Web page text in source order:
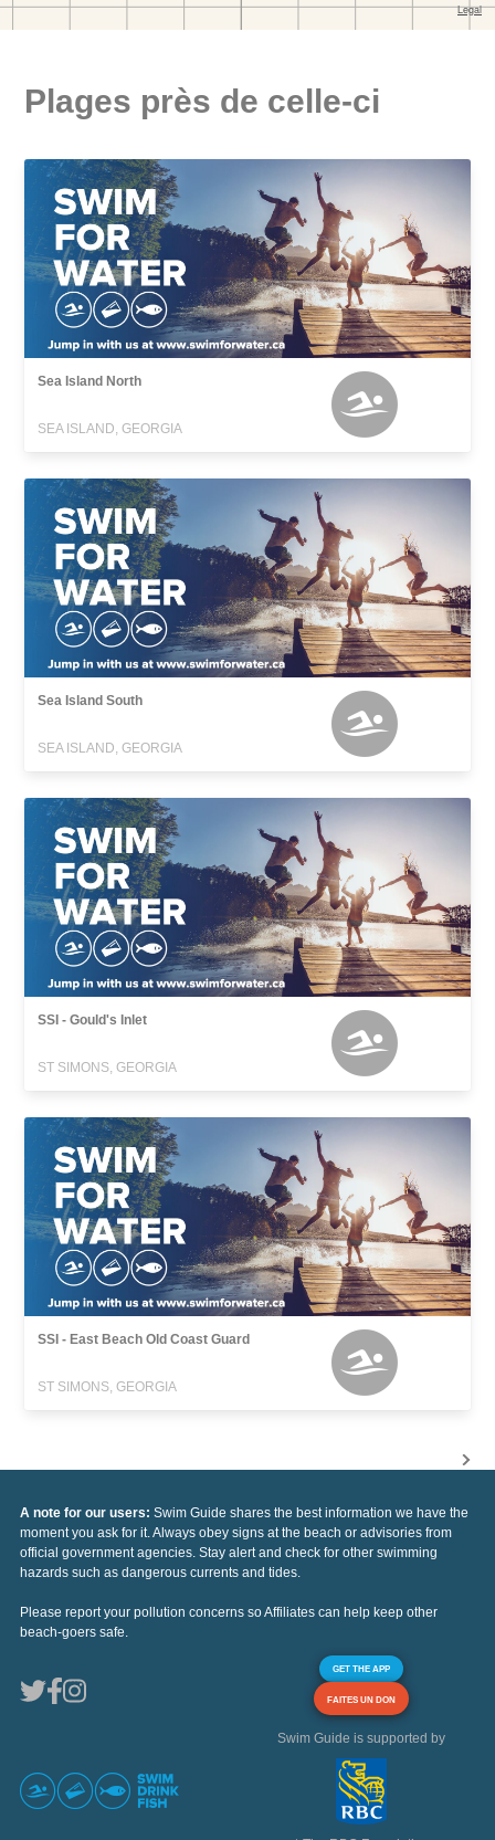
Plages près de celle-ci
Sea Island North
SEA ISLAND, GEORGIA
Sea Island South
SEA ISLAND, GEORGIA
SSI - Gould's Inlet
ST SIMONS, GEORGIA
SSI - East Beach Old Coast Guard
ST SIMONS, GEORGIA
A note for our users: Swim Guide shares the best information we have the
moment you ask for it. Always obey signs at the beach or advisories from
official government agencies. Stay alert and check for other swimming
hazards such as dangerous currents and tides.
Please report your pollution concerns so Affiliates can help keep other
beach-goers safe.
GET THE APP
FAITES UN DON
Swim Guide is supported by